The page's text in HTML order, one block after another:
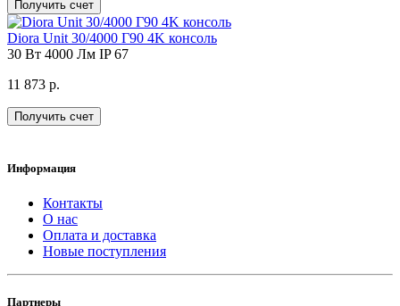
Получить счет
Diora Unit 30/4000 Г90 4K консоль
30 Вт 4000 Лм IP 67
11 873 р.
Получить счет
Информация
Контакты
О нас
Оплата и доставка
Новые поступления
Партнеры